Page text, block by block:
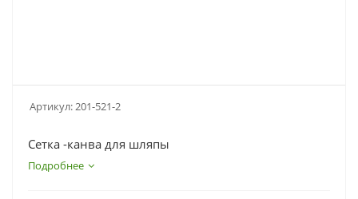
Артикул:201-521-2
Сетка -канва для шляпы
Подробнее